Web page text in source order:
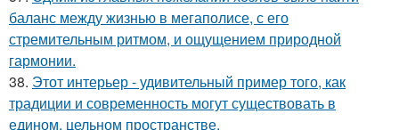
баланс между жизнью в мегаполисе, с его
стремительным ритмом, и ощущением природной
гармонии.
38. Этот интерьер - удивительный пример того, как
традиции и современность могут существовать в
едином, цельном пространстве.